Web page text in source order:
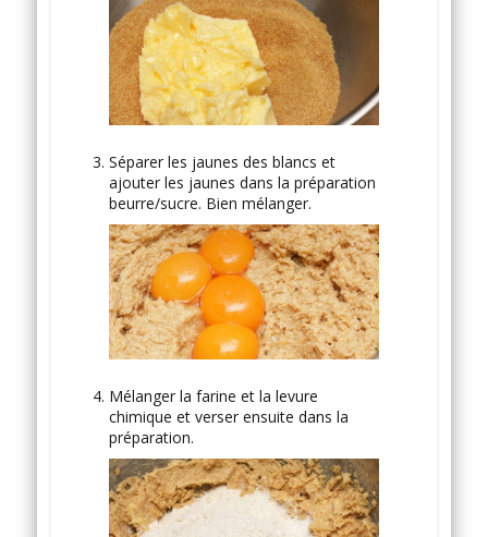
Séparer les jaunes des blancs et
ajouter les jaunes dans la préparation
beurre/sucre. Bien mélanger.
Mélanger la farine et la levure
chimique et verser ensuite dans la
préparation.